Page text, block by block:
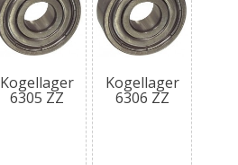
Kogellager
6305 ZZ
Kogellager
6306 ZZ